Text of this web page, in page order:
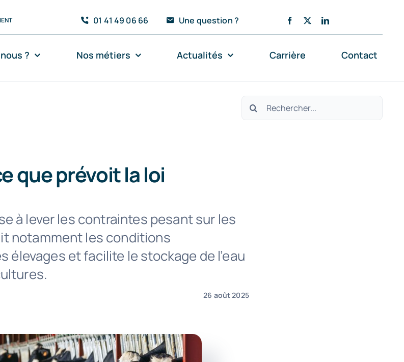
01 41 49 06 66 Une question ?
? Nos métiers Actualités Carrière Contact
Rechercher:
que prévoit la loi
à lever les contraintes pesant sur les
notamment les conditions
élevages et facilite le stockage de l’eau
26 août 2025